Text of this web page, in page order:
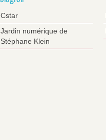
Cstar
Jardin numérique de
Stéphane Klein